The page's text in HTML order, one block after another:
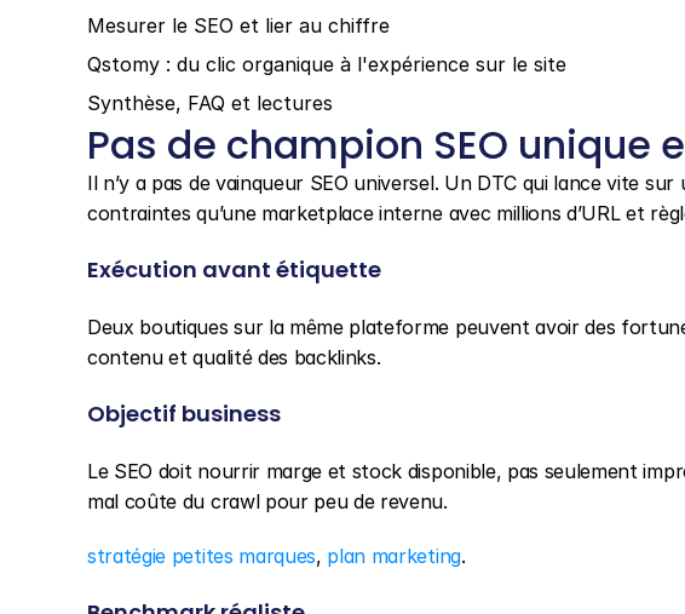
Mesurer le SEO et lier au chiffre
Qstomy : du clic organique à l'expérience sur le site
Synthèse, FAQ et lectures
Pas de champion SEO unique
Il n’y a pas de vainqueur SEO universel. Un DTC qui lance vite
contraintes qu’une marketplace interne avec millions d’URL et
Exécution avant étiquette
Deux boutiques sur la même plateforme peuvent avoir des
contenu et qualité des backlinks.
Objectif business
Le SEO doit nourrir marge et stock disponible, pas seulement
mal coûte du crawl pour peu de revenu.
stratégie petites marques, plan marketing.